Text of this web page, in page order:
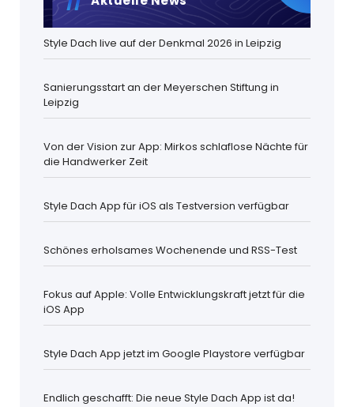
Style Dach live auf der Denkmal 2026 in Leipzig
Sanierungsstart an der Meyerschen Stiftung in
Leipzig
Von der Vision zur App: Mirkos schlaflose Nächte für
die Handwerker Zeit
Style Dach App für iOS als Testversion verfügbar
Schönes erholsames Wochenende und RSS-Test
Fokus auf Apple: Volle Entwicklungskraft jetzt für die
iOS App
Style Dach App jetzt im Google Playstore verfügbar
Endlich geschafft: Die neue Style Dach App ist da!